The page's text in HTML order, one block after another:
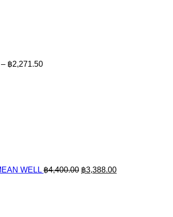
– ฿2,271.50
WELL ฿4,400.00 ฿3,388.00